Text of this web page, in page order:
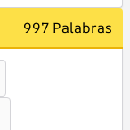
997 Palabras